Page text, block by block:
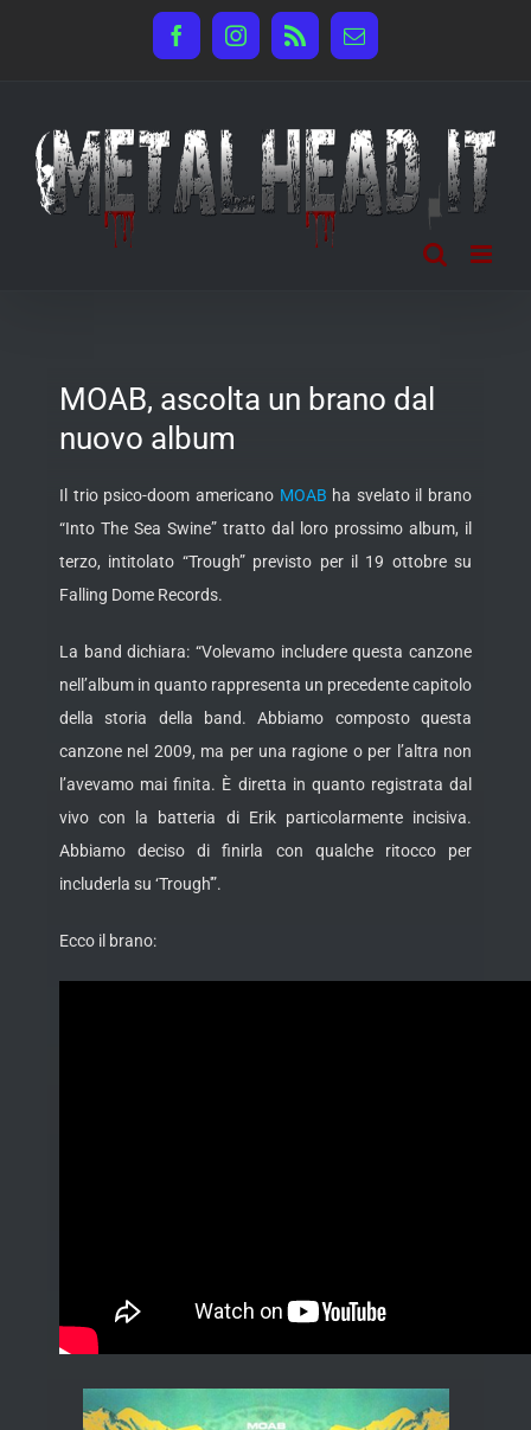
FacebookInstagram
Rss Email
MOAB, ascolta un brano dal
nuovo album
Il trio psico-doom americano MOAB ha svelato il brano
“Into The Sea Swine” tratto dal loro prossimo album, il
terzo, intitolato “Trough” previsto per il 19 ottobre su
Falling Dome Records.
La band dichiara: “Volevamo includere questa canzone
nell’album in quanto rappresenta un precedente capitolo
della storia della band. Abbiamo composto questa
canzone nel 2009, ma per una ragione o per l’altra non
l’avevamo mai finita. È diretta in quanto registrata dal
vivo con la batteria di Erik particolarmente incisiva.
Abbiamo deciso di finirla con qualche ritocco per
includerla su ‘Trough'”.
Ecco il brano: